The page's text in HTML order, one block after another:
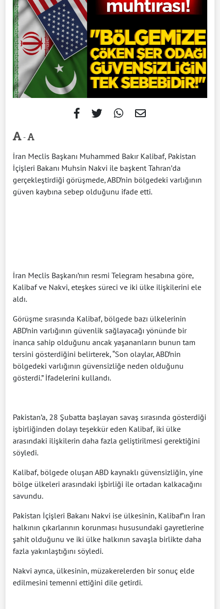
-
İran Meclis Başkanı Muhammed Bakır Kalibaf, Pakistan
İçişleri Bakanı Muhsin Nakvi ile başkent Tahran’da
gerçekleştirdiği görüşmede, ABD’nin bölgedeki varlığının
güven kaybına sebep olduğunu ifade etti.
İran Meclis Başkanı’nın resmi Telegram hesabına göre,
Kalibaf ve Nakvi, eteşkes süreci ve iki ülke ilişkilerini ele
aldı.
Görüşme sırasında Kalibaf, bölgede bazı ülkelerinin
ABD’nin varlığının güvenlik sağlayacağı yönünde bir
inanca sahip olduğunu ancak yaşananların bunun tam
tersini gösterdiğini belirterek, “Son olaylar, ABD’nin
bölgedeki varlığının güvensizliğe neden olduğunu
gösterdi.” İfadelerini kullandı.
Pakistan’a, 28 Şubatta başlayan savaş sırasında gösterdiği
işbirliğinden dolayı teşekkür eden Kalibaf, iki ülke
arasındaki ilişkilerin daha fazla geliştirilmesi gerektiğini
söyledi.
Kalibaf, bölgede oluşan ABD kaynaklı güvensizliğin, yine
bölge ülkeleri arasındaki işbirliği ile ortadan kalkacağını
savundu.
Pakistan İçişleri Bakanı Nakvi ise ülkesinin, Kalibaf’ın İran
halkının çıkarlarının korunması hususundaki gayretlerine
şahit olduğunu ve iki ülke halkının savaşla birlikte daha
fazla yakınlaştığını söyledi.
Nakvi ayrıca, ülkesinin, müzakerelerden bir sonuç elde
edilmesini temenni ettiğini dile getirdi.